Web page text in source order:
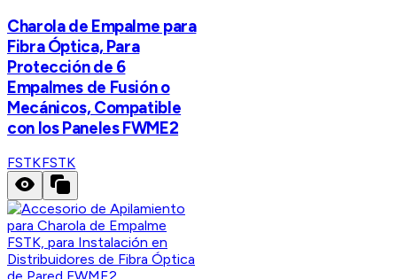
Charola de Empalme para
Fibra Óptica, Para
Protección de 6
Empalmes de Fusión o
Mecánicos, Compatible
con los Paneles FWME2
FSTKFSTK